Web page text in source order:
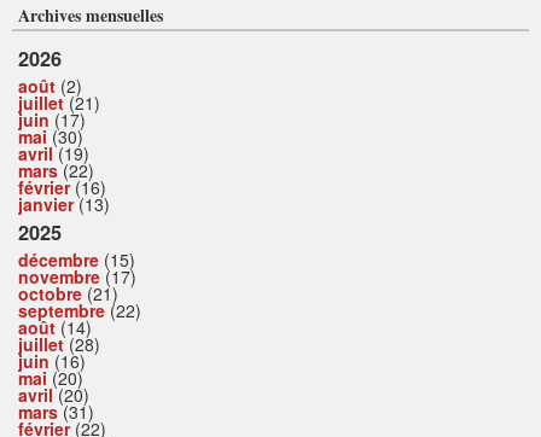
Archives mensuelles
2026
août (2)
juillet(21)
juin (17)
mai (30)
avril(19)
mars(22)
février(16)
janvier(13)
2025
décembre (15)
novembre (17)
octobre (21)
septembre (22)
août (14)
juillet(28)
juin (16)
mai (20)
avril(20)
mars(31)
février(22)